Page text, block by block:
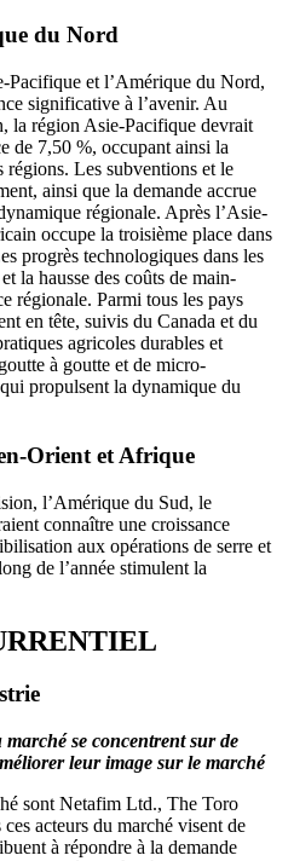
du Nord
Pacifique et l’Amérique du Nord,
significative à l’avenir. Au
la région Asie-Pacifique devrait
de 7,50 %, occupant ainsi la
régions. Les subventions et le
ainsi que la demande accrue
régionale. Après l’Asie-
occupe la troisième place dans
progrès technologiques dans les
la hausse des coûts de main-
régionale. Parmi tous les pays
en tête, suivis du Canada et du
agricoles durables et
à goutte et de micro-
propulsent la dynamique du
Orient et Afrique
l’Amérique du Sud, le
connaître une croissance
aux opérations de serre et
de l’année stimulent la
se concentrent sur de
leur image sur le marché
sont Netafim Ltd., The Toro
acteurs du marché visent de
à répondre à la demande